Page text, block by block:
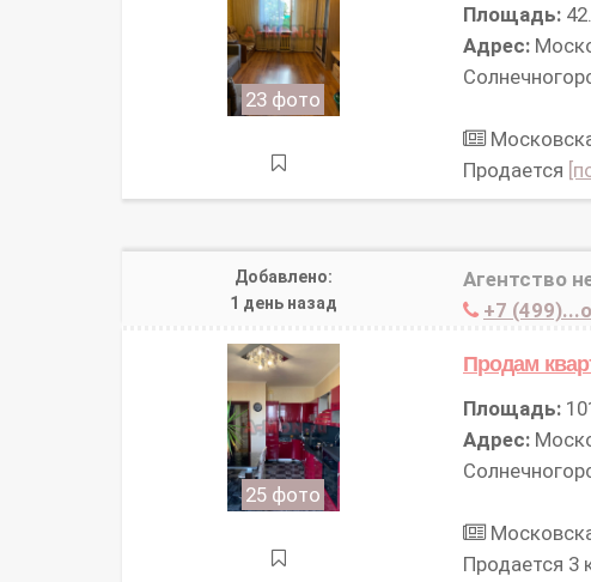
23 фото
Площадь:
Адрес:
Продается
Добавлено:
1 день назад
Агентство
+7
25 фото
Продам
Площадь:
Адрес:
Продается 3